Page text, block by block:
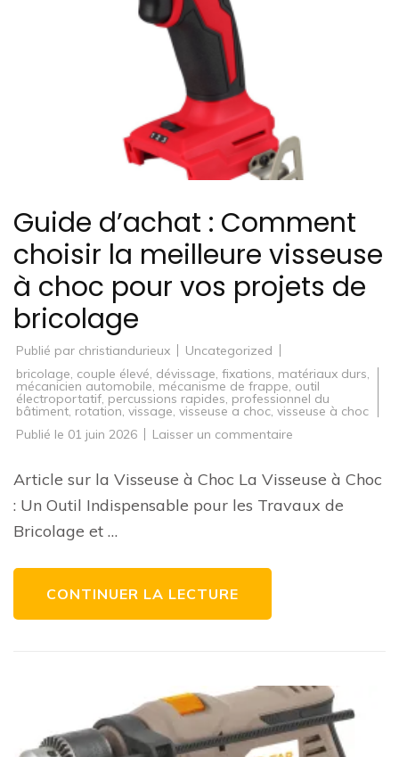
Guide d’achat : Comment
choisir la meilleure visseuse
à choc pour vos projets de
bricolage
Publié par christiandurieux
Uncategorized
bricolage, couple élevé, dévissage, fixations, matériaux durs,
mécanicien automobile, mécanisme de frappe, outil
électroportatif, percussions rapides, professionnel du
bâtiment, rotation, vissage, visseuse a choc, visseuse à choc
Publié le 01 juin 2026 Laisser un commentaire
Comment
la
Article sur la Visseuse à Choc La Visseuse à Choc
: Un Outil Indispensable pour les Travaux de
Bricolage et …
CONTINUER LA LECTURE